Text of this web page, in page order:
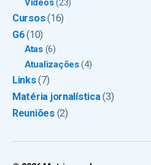
Cursos(16)
G6(10)
Atas(6)
Atualizações(4)
Links(7)
Matéria jornalística (3)
Reuniões(2)